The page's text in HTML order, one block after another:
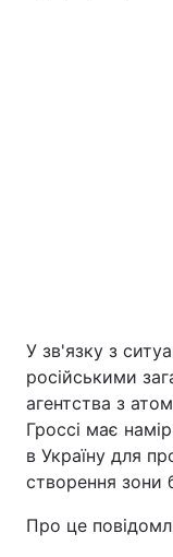
Україна
Економіка
Спорт
Техно і зв'язок
У зв'язку з
російськими
агентства з
Гроссі має
в Україну для
створення зони
Про це